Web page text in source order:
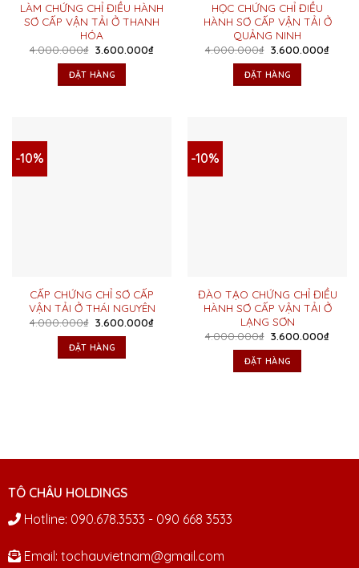
LÀM CHỨNG CHỈ ĐIỀU HÀNH
SƠ CẤP VẬN TẢI Ở THANH
HÓA
4.000.000₫ Giá
là:
4.000.000₫.
3.600.000₫Giá
ĐẶT HÀNG
HỌC CHỨNG CHỈ ĐIỀU
HÀNH SƠ CẤP VẬN TẢI Ở
QUẢNG NINH
4.000.000₫ Giá
là:
4.000.000₫.
3.600.000₫Giá
ĐẶT HÀNG
-10%
CẤP CHỨNG CHỈ SƠ CẤP
VẬN TẢI Ở THÁI NGUYÊN
4.000.000₫ Giá
là:
4.000.000₫.
3.600.000₫Giá
ĐẶT HÀNG
-10%
ĐÀO TẠO CHỨNG CHỈ ĐIỀU
HÀNH SƠ CẤP VẬN TẢI Ở
LẠNG SƠN
4.000.000₫ Giá
là:
4.000.000₫.
3.600.000₫Giá
ĐẶT HÀNG
TÔ CHÂU HOLDINGS
Hotline: 090.678.3533 - 090 668 3533
Email: tochauvietnam@gmail.com